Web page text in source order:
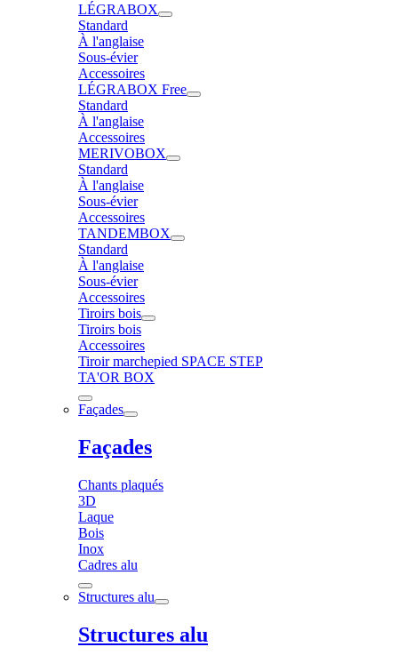
LÉGRABOX
Standard
À l'anglaise
Sous-évier
Accessoires
LÉGRABOX Free
Standard
À l'anglaise
Accessoires
MERIVOBOX
Standard
À l'anglaise
Sous-évier
Accessoires
TANDEMBOX
Standard
À l'anglaise
Sous-évier
Accessoires
Tiroirs bois
Tiroirs bois
Accessoires
Tiroir marchepied SPACE STEP
TA'OR BOX
Façades
Façades
Chants plaqués
3D
Laque
Bois
Inox
Cadres alu
Structures alu
Structures alu